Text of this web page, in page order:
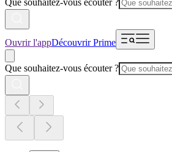
Que souhaitez-vous écouter ?
Ouvrir l'appDécouvrir Prime
Que souhaitez-vous écouter ?